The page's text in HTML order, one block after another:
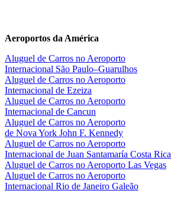
Aeroportos da América
Aluguel de Carros no Aeroporto
Internacional São Paulo–Guarulhos
Aluguel de Carros no Aeroporto
Internacional de Ezeiza
Aluguel de Carros no Aeroporto
Internacional de Cancun
Aluguel de Carros no Aeroporto
de Nova York John F. Kennedy
Aluguel de Carros no Aeroporto
Internacional de Juan Santamaría Costa Rica
Aluguel de Carros no Aeroporto Las Vegas
Aluguel de Carros no Aeroporto
Internacional Rio de Janeiro Galeão